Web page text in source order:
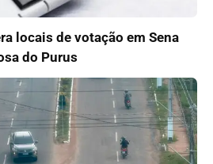
locais de votação em Sena
do Purus